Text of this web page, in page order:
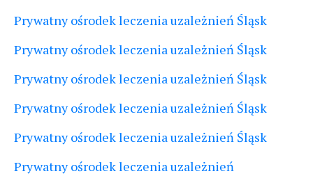
Prywatny ośrodek leczenia uzależnień Śląsk
Prywatny ośrodek leczenia uzależnień Śląsk
Prywatny ośrodek leczenia uzależnień Śląsk
Prywatny ośrodek leczenia uzależnień Śląsk
Prywatny ośrodek leczenia uzależnień Śląsk
Prywatny ośrodek leczenia uzależnień